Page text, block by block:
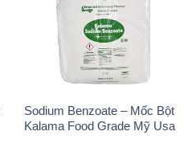
Sodium Benzoate – Mốc Bột
Kalama Food Grade Mỹ Usa